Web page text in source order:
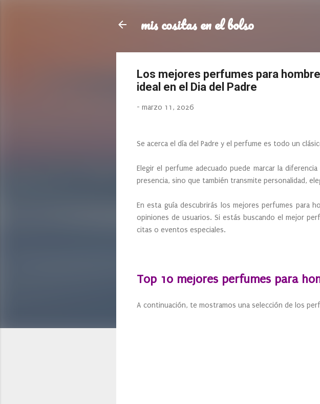
mis cositas en el bolso
Los mejores perfumes para
ideal en el Dia del Padre
- marzo 11, 2026
Se acerca el día del Padre y el perfume es todo un
Elegir el perfume adecuado puede marcar la
presencia, sino que también transmite personalidad,
En esta guía descubrirás los mejores perfumes para
opiniones de usuarios. Si estás buscando el mejor
citas o eventos especiales.
Top 10 mejores perfumes para
A continuación, te mostramos una selección de los